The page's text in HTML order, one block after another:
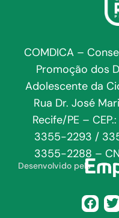
COMDICA –
Promoção dos
Adolescente da
Rua Dr. José
Recife/PE –
3355-2293 /
3355-2288 –
Desenvolvido pela